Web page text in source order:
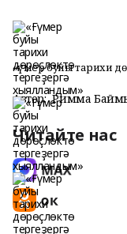
«Ғүмер буйы тарихи
Автор: Римма
Читайте нас